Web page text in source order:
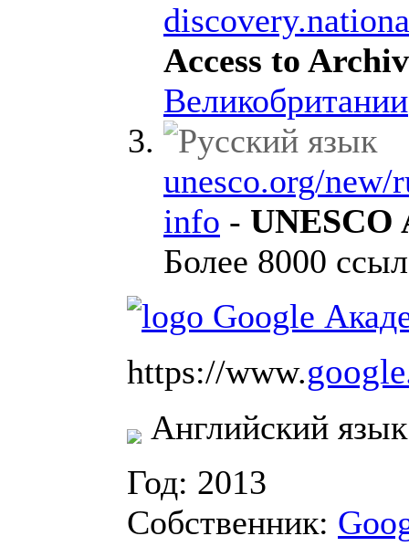
Access to
Великобритании
unesco.org/
info - UNESCO
Более 8000
https://www.
Английский язык
Год: 2013
Собственник: